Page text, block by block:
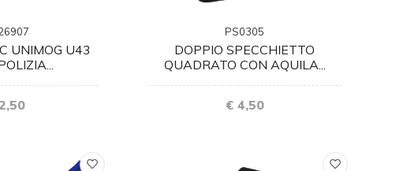
UNIMOG U43
PS0305
DOPPIO SPECCHIETTO
QUADRATO CON AQUILA...
€ 4,50